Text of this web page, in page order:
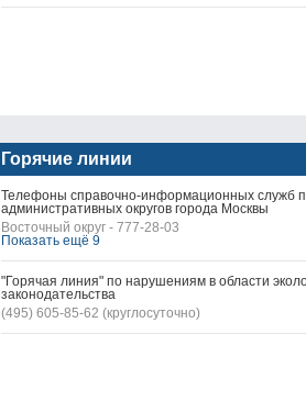
Горячие линии
Телефоны справочно-информационных служб
административных округов города Москвы
Восточный округ - 777-28-03
Показать ещё 9
"Горячая линия" по нарушениям в области
законодательства
(495) 605-85-62 (круглосуточно)